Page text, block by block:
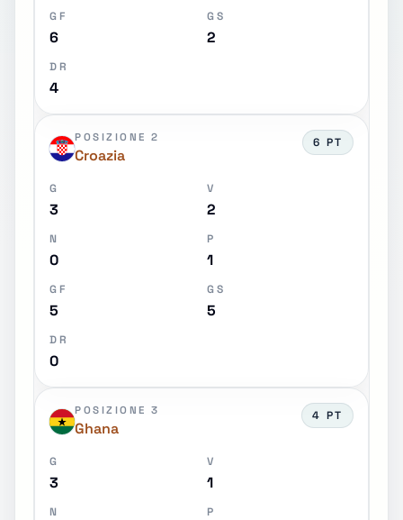
GF
6
GS
2
DR
4
POSIZIONE 2
Croazia
6 PT
G
3
V
2
N
0
P
1
GF
5
GS
5
DR
0
POSIZIONE 3
Ghana
4 PT
G
3
V
1
N P